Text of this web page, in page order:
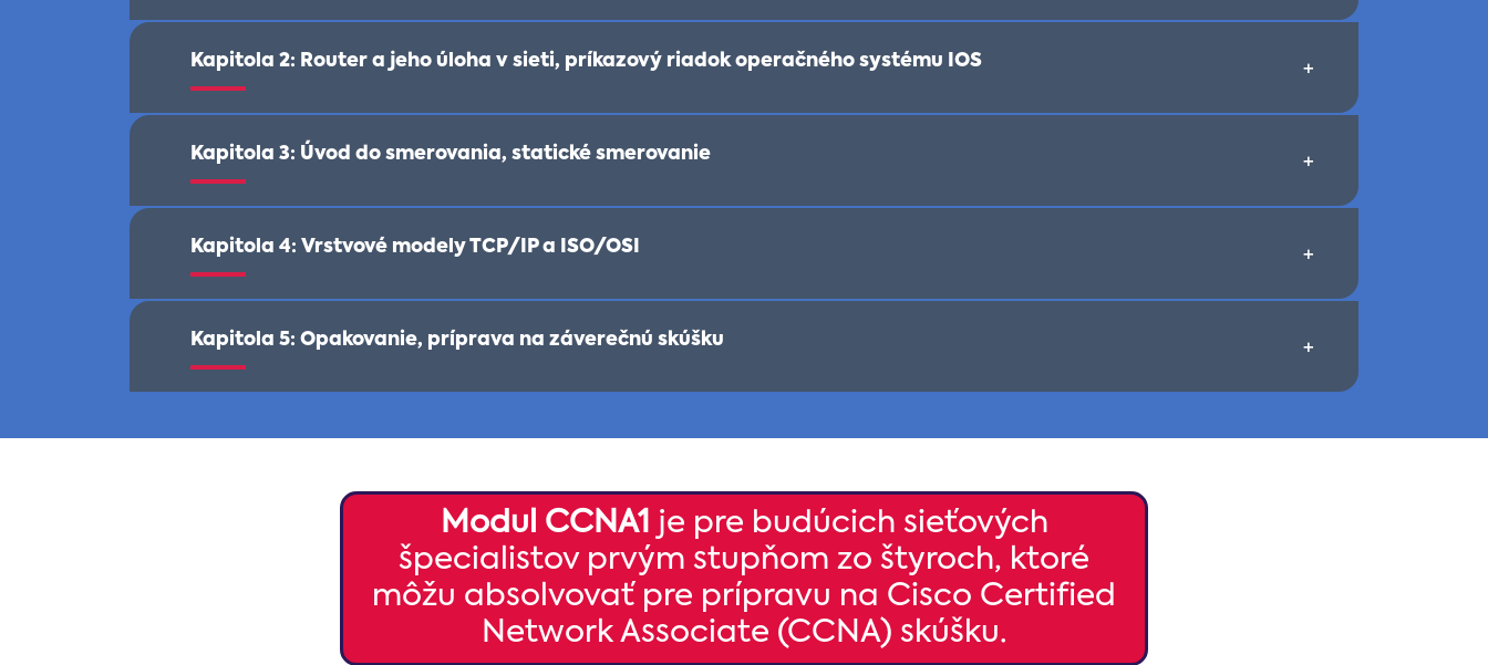
Kapitola 2: Router a jeho úloha v sieti, príkazový riadok operačného systému IOS +
Kapitola 3: Úvod do smerovania, statické smerovanie +
Kapitola 4: Vrstvové modely TCP/IP a ISO/OSI +
Kapitola 5: Opakovanie, príprava na záverečnú skúšku +
Modul CCNA1 je pre budúcich sieťových
špecialistov prvým stupňom zo štyroch, ktoré
môžu absolvovať pre prípravu na Cisco Certified
Network Associate (CCNA) skúšku.